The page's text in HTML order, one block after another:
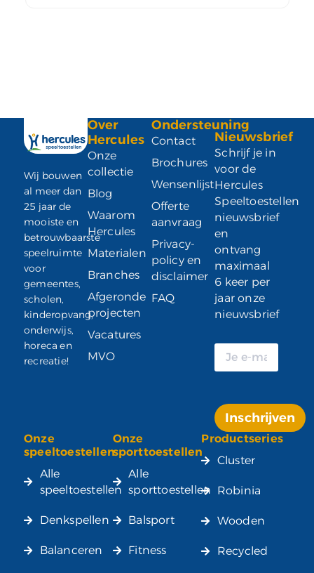
Wij bouwen
al meer dan
25 jaar de
mooiste en
betrouwbaarste
speelruimte
voor
gemeentes,
scholen,
kinderopvang,
onderwijs,
horeca en
recreatie!
Over
Hercules
Onze
collectie
Blog
Waarom
Hercules
Materialen
Branches
Afgeronde
projecten
Vacatures
MVO
Ondersteuning
Contact
Brochures
Wensenlijst
Offerte
aanvraag
Privacy-
policy en
disclaimer
FAQ
Nieuwsbrief
Schrijf je in
voor de
Hercules
Speeltoestellen
nieuwsbrief
en
ontvang
maximaal
6 keer per
jaar onze
nieuwsbrief
Inschrijven
Alternative:
Onze
speeltoestellen
Alle
speeltoestellen
Denkspellen
Balanceren
Onze
sporttoestellen
Alle
sporttoestellen
Balsport
Fitness
Productseries
Cluster
Robinia
Wooden
Recycled